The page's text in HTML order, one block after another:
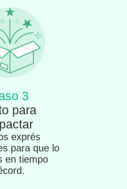
3
para
exprés
para que lo
en tiempo